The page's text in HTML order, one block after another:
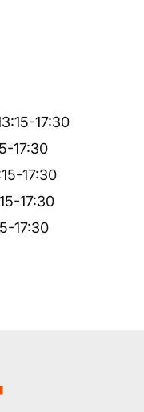
-17:30
-17:30
-17:30
-17:30
-17:30